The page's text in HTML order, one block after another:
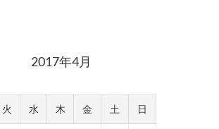
2017年4月
火 水 木 金 土 日